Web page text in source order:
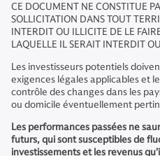
CE DOCUMENT NE CONSTITUE
SOLLICITATION DANS TOUT
INTERDIT OU ILLICITE DE LE
LAQUELLE IL SERAIT INTERDIT
Les investisseurs potentiels
exigences légales applicables et
contrôle des changes dans les
ou domicile éventuellement
Les performances passées ne
futurs, qui sont susceptibles de
investissements et les revenus